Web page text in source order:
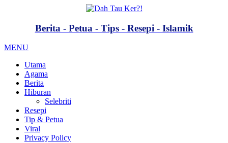
Berita - Petua - Tips - Resepi - Islamik
MENU
Utama
Agama
Berita
Hiburan
Selebriti
Resepi
Tip & Petua
Viral
Privacy Policy